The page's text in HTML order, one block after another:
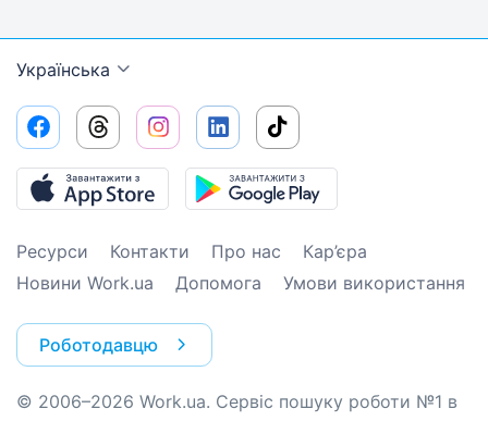
Українська
Ресурси Контакти Про нас
Кар’єра
Новини Work.ua
Допомога Умови використання
Роботодавцю
© 2006–2026 Work.ua. Сервіс пошуку роботи №1 в